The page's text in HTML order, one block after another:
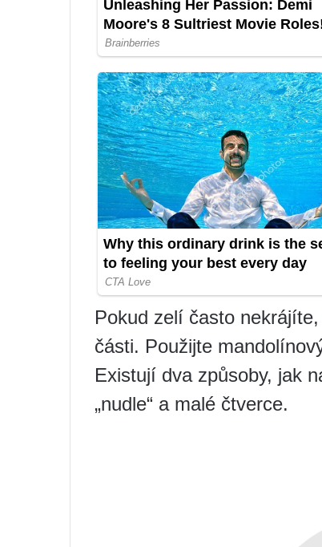
Pokud zelí často
části. Použijte
Existují dva způsoby, jak
„nudle“ a malé čtverce.